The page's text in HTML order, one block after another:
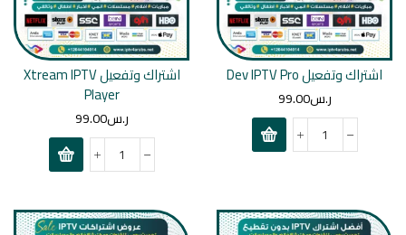
اشتراك وتفعيل Dev IPTV Pro
ر.س99.00
اشتراك وتفعيل Xtream IPTV
Player
ر.س99.00